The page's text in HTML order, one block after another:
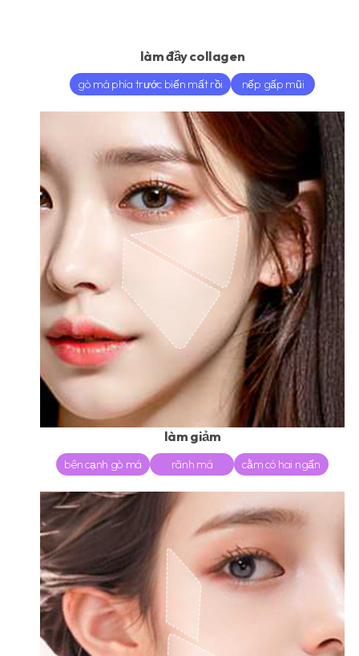
làm đầy collagen
gò má phía trước biến mất rồi nếp gấp mũi
làm giảm
bên cạnh gò má rãnh má cằm có hai ngấn